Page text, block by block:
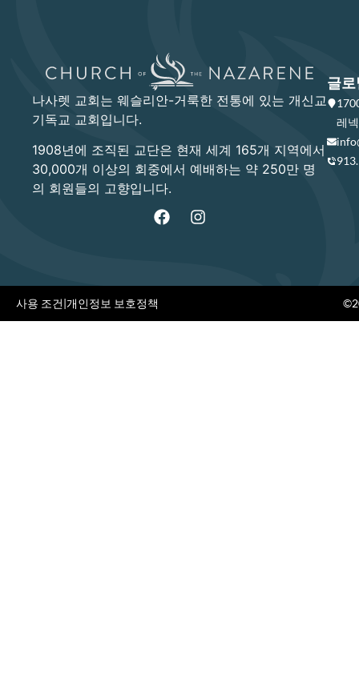
나사렛 교회는 웨슬리안-거룩한 전통에 있는 개신교
기독교 교회입니다.
1908년에 조직된 교단은 현재 세계 165개 지역에서
30,000개 이상의 회중에서 예배하는 약 250만 명
의 회원들의 고향입니다.
글로
레
사용 조건|개인정보 보호정책